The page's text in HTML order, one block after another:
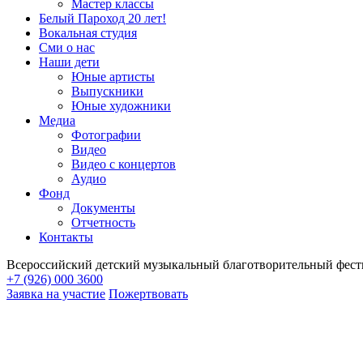
Мастер классы
Белый Пароход 20 лет!
Вокальная студия
Сми о нас
Наши дети
Юные артисты
Выпускники
Юные художники
Медиа
Фотографии
Видео
Видео с концертов
Аудио
Фонд
Документы
Отчетность
Контакты
Всероссийский детский музыкальный благотворительный
+7 (926) 000 3600
Заявка на участие Пожертвовать